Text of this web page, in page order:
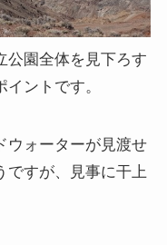
公園全体を見下ろす
ントです。
ウォーターが見渡せ
ですが、見事に干上